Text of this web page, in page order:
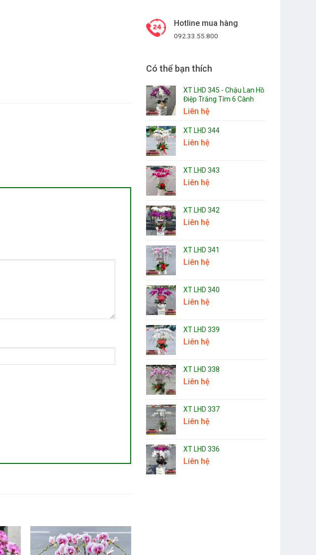
Hotline mua hàng
092.33.55.800
Có thể bạn thích
XT LHD 345 - Chậu Lan Hồ
Điệp Trắng Tím 6 Cành
Liên hệ
XT LHD 344
Liên hệ
XT LHD 343
Liên hệ
XT LHD 342
Liên hệ
XT LHD 341
Liên hệ
XT LHD 340
Liên hệ
XT LHD 339
Liên hệ
XT LHD 338
Liên hệ
XT LHD 337
Liên hệ
XT LHD 336
Liên hệ